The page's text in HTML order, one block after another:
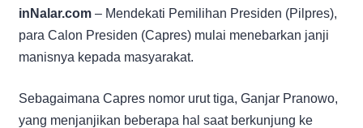
inNalar.com – Mendekati Pemilihan Presiden (Pilpres),
para Calon Presiden (Capres) mulai menebarkan janji
manisnya kepada masyarakat.
Sebagaimana Capres nomor urut tiga, Ganjar Pranowo,
yang menjanjikan beberapa hal saat berkunjung ke